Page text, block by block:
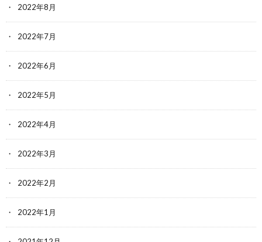
2022年8月
2022年7月
2022年6月
2022年5月
2022年4月
2022年3月
2022年2月
2022年1月